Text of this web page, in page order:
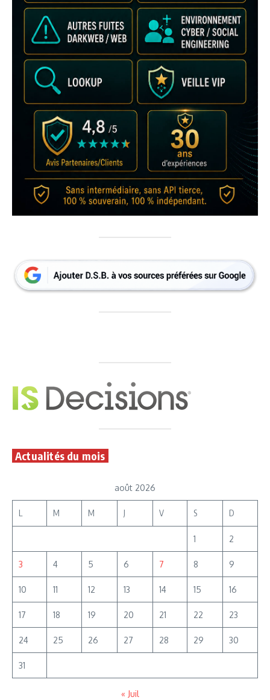
Actualités du mois
août 2026
L M M J V S D
1 2
3 4 5 6 7 8 9
10 11 12 13 14 15 16
17 18 19 20 21 22 23
24 25 26 27 28 29 30
31
« Juil